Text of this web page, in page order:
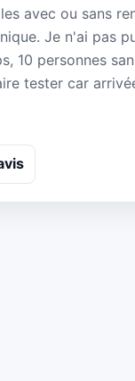
avec ou sans
Je n'ai pas
10 personnes
tester car